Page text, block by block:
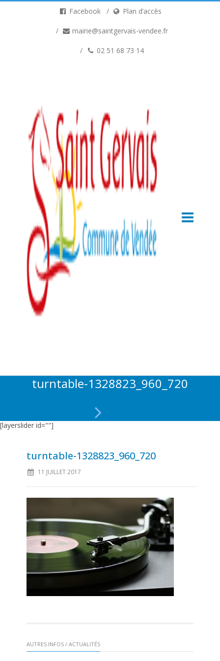
Facebook Plan d’accès
mairie@saintgervais-vendee.fr
02 51 68 73 14
turntable-1328823_960_720
[layerslider id=""]
turntable-1328823_960_720
11 JUILLET 2017
AUTRES INFOS / ACTUALITÉS